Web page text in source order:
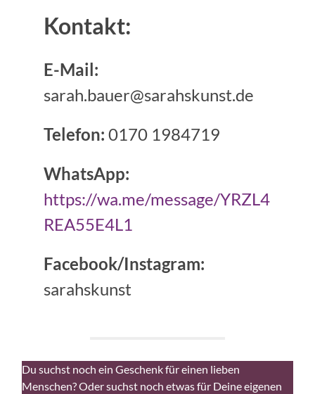
Kontakt:
E-Mail:
sarah.bauer@sarahskunst.de
Telefon: 0170 1984719
WhatsApp:
https://wa.me/message/YRZL4
REA55E4L1
Facebook/Instagram:
sarahskunst
Du suchst noch ein Geschenk für einen lieben
Menschen? Oder suchst noch etwas für Deine eigenen